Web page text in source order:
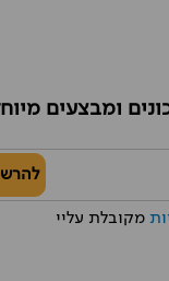
ומבצעים
מקובלת עליי